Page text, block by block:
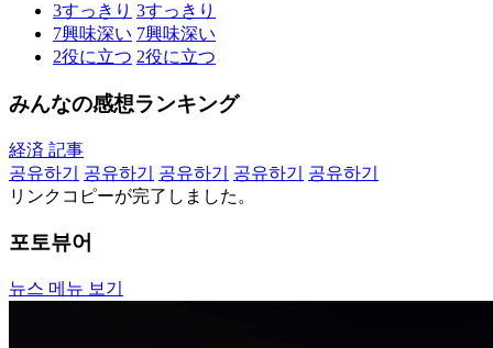
3すっきり 3すっきり
7興味深い 7興味深い
2役に立つ 2役に立つ
みんなの感想ランキング
経済 記事
공유하기
공유하기 공유하기 공유하기
공유하기
リンクコピーが完了しました。
포토뷰어
뉴스 메뉴 보기